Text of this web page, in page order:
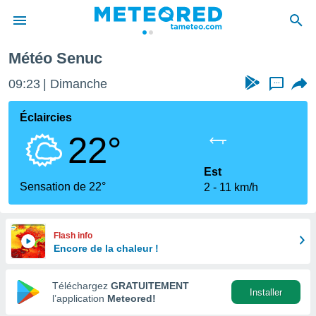
de
en
Météo Senuc
09:23 Dimanche ...
Éclaircies
22°
Sensation de 22°
Est
2
11 km/h
Flash info
Encore de la chaleur !
Téléchargez GRATUITEMENT
l’application Meteored!
Installer